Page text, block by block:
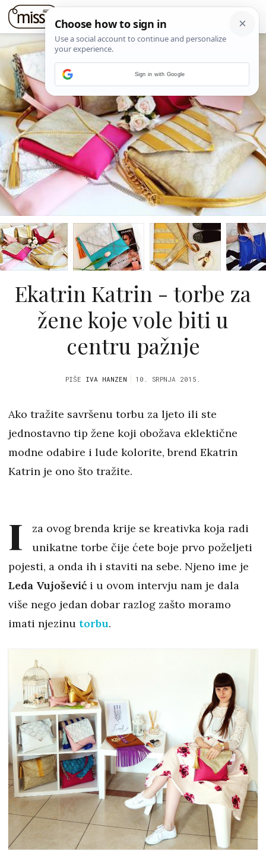
Ekatrin Katrin - torbe za
žene koje vole biti u
centru pažnje
PIŠE IVA HANZEN 10. SRPNJA 2015.
Ako tražite savršenu torbu za ljeto ili ste
jednostavno tip žene koji obožava eklektične
modne odabire i lude kolorite, brend Ekatrin
Katrin je ono što tražite.
I
za ovog brenda krije se kreativka koja radi
unikatne torbe čije ćete boje prvo poželjeti
pojesti, a onda ih i staviti na sebe. Njeno ime je
Leda Vujošević i u ovom intervju nam je dala
više nego jedan dobar razlog zašto moramo
imati njezinu torbu.
Sign in with Google